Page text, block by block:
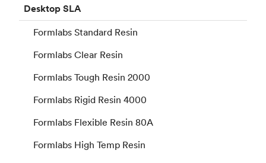
DesktopSLA
Formlabs Standard Resin
Formlabs Clear Resin
Formlabs Tough Resin 2000
Formlabs Rigid Resin 4000
Formlabs Flexible Resin 80A
Formlabs High Temp Resin